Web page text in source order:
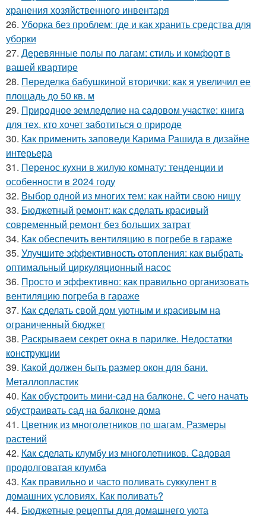
хранения хозяйственного инвентаря
26. Уборка без проблем: где и как хранить средства для
уборки
27. Деревянные полы по лагам: стиль и комфорт в
вашей квартире
28. Переделка бабушкиной вторички: как я увеличил ее
площадь до 50 кв. м
29. Природное земледелие на садовом участке: книга
для тех, кто хочет заботиться о природе
30. Как применить заповеди Карима Рашида в дизайне
интерьера
31. Перенос кухни в жилую комнату: тенденции и
особенности в 2024 году
32. Выбор одной из многих тем: как найти свою нишу
33. Бюджетный ремонт: как сделать красивый
современный ремонт без больших затрат
34. Как обеспечить вентиляцию в погребе в гараже
35. Улучшите эффективность отопления: как выбрать
оптимальный циркуляционный насос
36. Просто и эффективно: как правильно организовать
вентиляцию погреба в гараже
37. Как сделать свой дом уютным и красивым на
ограниченный бюджет
38. Раскрываем секрет окна в парилке. Недостатки
конструкции
39. Какой должен быть размер окон для бани.
Металлопластик
40. Как обустроить мини-сад на балконе. С чего начать
обустраивать сад на балконе дома
41. Цветник из многолетников по шагам. Размеры
растений
42. Как сделать клумбу из многолетников. Садовая
продолговатая клумба
43. Как правильно и часто поливать суккулент в
домашних условиях. Как поливать?
44. Бюджетные рецепты для домашнего уюта